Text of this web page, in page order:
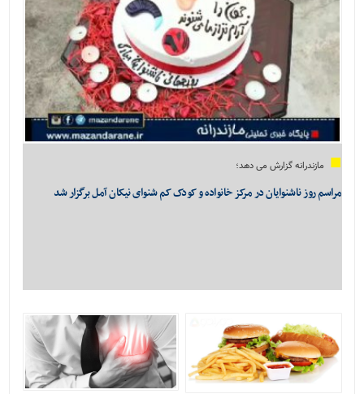
مازندرانه گزارش می دهد؛
مراسم روز ناشنوایان در مرکز خانواده و کودک کم شنوای نیکان آمل برگزار شد